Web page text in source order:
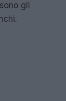
gli